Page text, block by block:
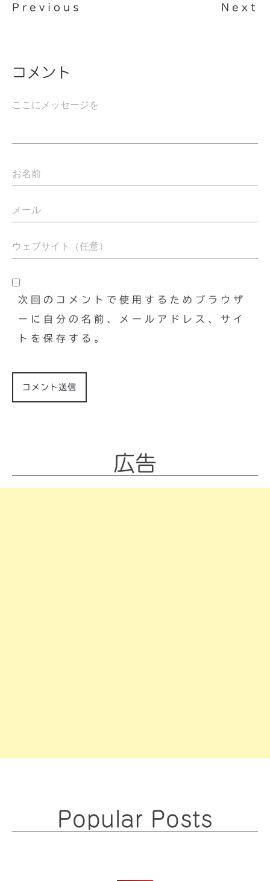
Previous Next
コメント
次回のコメントで使用するためブラウザ
ーに自分の名前、メールアドレス、サイ
トを保存する。
広告
Popular Posts